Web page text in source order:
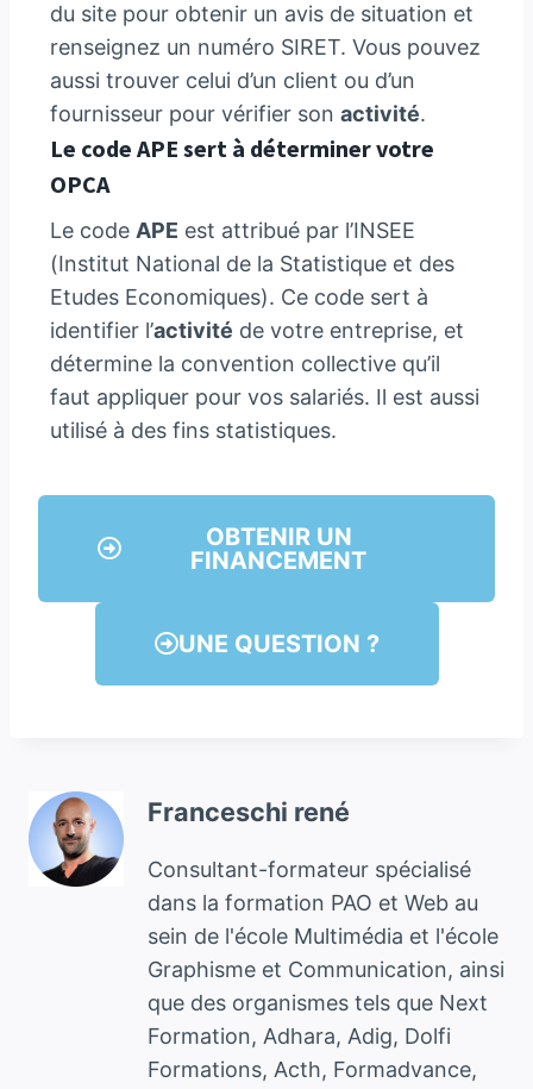
du site pour obtenir un avis de situation et
renseignez un numéro SIRET. Vous pouvez
aussi trouver celui d’un client ou d’un
fournisseur pour vérifier son activité.
Le code APE sert à déterminer votre
OPCA
Le code APE est attribué par l’INSEE
(Institut National de la Statistique et des
Etudes Economiques). Ce code sert à
identifier l’activité de votre entreprise, et
détermine la convention collective qu’il
faut appliquer pour vos salariés. Il est aussi
utilisé à des fins statistiques.
OBTENIR UN
FINANCEMENT
UNE QUESTION ?
Franceschi rené
Consultant-formateur spécialisé
dans la formation PAO et Web au
sein de l'école Multimédia et l'école
Graphisme et Communication, ainsi
que des organismes tels que Next
Formation, Adhara, Adig, Dolfi
Formations, Acth, Formadvance,